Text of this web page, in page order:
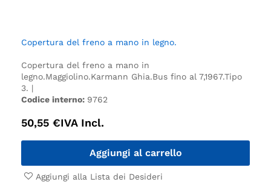
Copertura del freno a mano in legno.
Copertura del freno a mano in
legno.Maggiolino.Karmann Ghia.Bus fino al 7,1967.Tipo
3. |
Codice interno: 9762
50,55 €IVA Incl.
Aggiungi al carrello
Aggiungi alla Lista dei Desideri